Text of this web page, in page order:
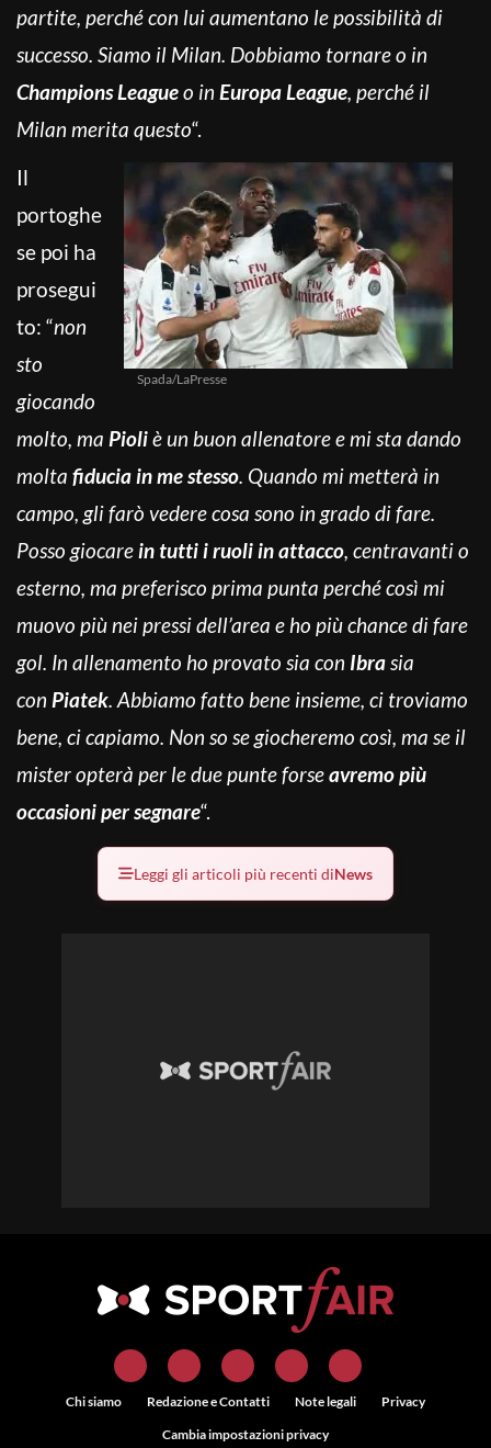
partite, perché con lui aumentano le possibilità di
successo. Siamo il Milan. Dobbiamo tornare o in
Champions Leagueo in Europa League, perché il
Milan merita questo“.
Spada/LaPresse
Il
portoghe
se poi ha
prosegui
to: “non
sto
giocando
molto, ma Pioliè un buon allenatore e mi sta dando
molta fiducia in me stesso. Quando mi metterà in
campo, gli farò vedere cosa sono in grado di fare.
Posso giocarein tutti i ruoli in attacco, centravanti o
esterno, ma preferisco prima punta perché così mi
muovo più nei pressi dell’area e ho più chance di fare
gol. In allenamento ho provato sia con Ibrasia
con Piatek. Abbiamo fatto bene insieme, ci troviamo
bene, ci capiamo. Non so se giocheremo così, ma se il
mister opterà per le due punte forseavremo più
occasioni per segnare“.
Leggi gli articoli più recenti diNews
Chi siamo Redazione e Contatti Note legali
Privacy
Cambia impostazioni privacy